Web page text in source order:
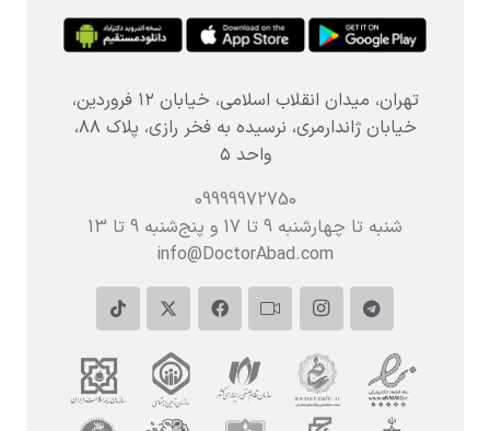
تهران، میدان انقلاب اسلامی، خیابان ۱۲ فروردین،
خیابان ژاندارمری، نرسیده به فخر رازی، پلاک ۸۸،
واحد ۵
09999972750
شنبه تا چهارشنبه 9 تا 17 و پنج‌شنبه‌ 9 تا 13
info@DoctorAbad.com